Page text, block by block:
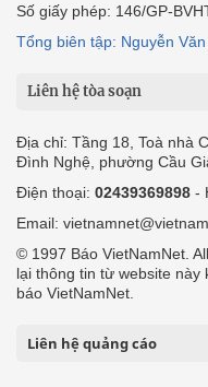
Số giấy phép: 146/GP-
Tổng biên tập: Nguyễn Văn
Liên hệ tòa soạn
Địa chỉ: Tầng 18, Toà nhà
Đình Nghệ, phường Cầu
Điện thoại: 02439369898 -
Email:
© 1997 Báo VietNamNet.
lại thông tin từ website này
báo VietNamNet.
Liên hệ quảng cáo